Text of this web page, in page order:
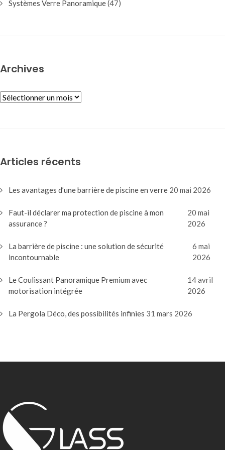
Systèmes Verre Panoramique(47)
Archives
ARCHIVES
Articles récents
Les avantages d’une barrière de piscine en verre 20 mai 2026
Faut-il déclarer ma protection de piscine à mon
assurance ?
20 mai
2026
La barrière de piscine : une solution de sécurité
incontournable
6 mai
2026
Le Coulissant Panoramique Premium avec
motorisation intégrée
14 avril
2026
La Pergola Déco, des possibilités infinies 31 mars 2026